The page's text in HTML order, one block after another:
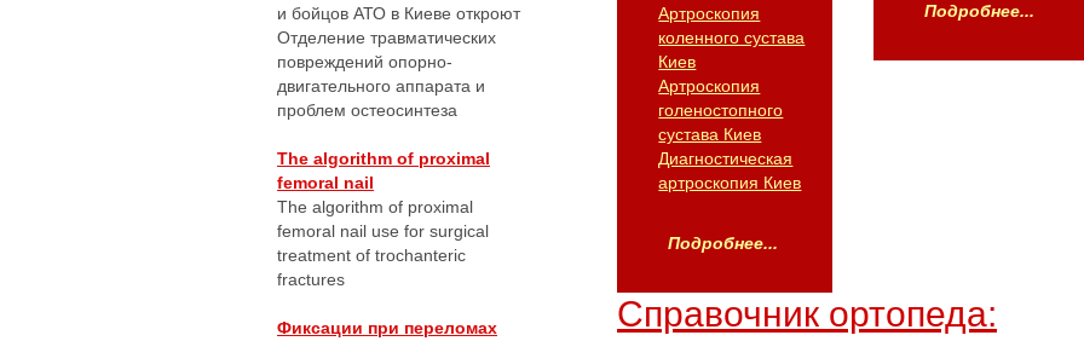
и бойцов АТО в Киеве откроют
Отделение травматических
повреждений опорно-
двигательного аппарата и
проблем остеосинтеза
The algorithm of proximal
femoral nail
The algorithm of proximal
femoral nail use for surgical
treatment of trochanteric
fractures
Фиксации при переломах
Артроскопия
коленного сустава
Киев
Артроскопия
голеностопного
сустава Киев
Диагностическая
артроскопия Киев
Подробнее...
Подробнее...
Справочник ортопеда: